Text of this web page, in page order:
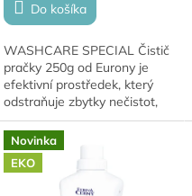
Do košíka
WASHCARE SPECIAL Čistič
pračky 250g od Eurony je
efektivní prostředek, který
odstraňuje zbytky nečistot,
zápach a vodní kámen z vaší
pračky. Zajišťuje optimální
funkčnost...
Novinka
EKO